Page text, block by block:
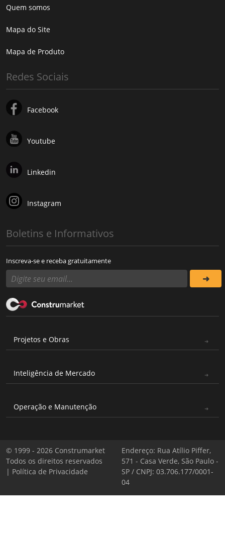
Quem somos
Mapa do Site
Mapa de Produto
Redes Sociais
Facebook
Youtube
Linkedin
Instagram
Boletins e Informativos
Inscreva-se e receba gratuitamente
Projetos e Obras
Inteligência de Mercado
Operação e Manutenção
© 1999 - 2026 Construmarket
Todos os direitos reservados
| Política de Privacidade
Endereço: Rua Atílio Piffer,
571 - Casa Verde, São Paulo -
SP / CNPJ: 03.706.177/0001-
04